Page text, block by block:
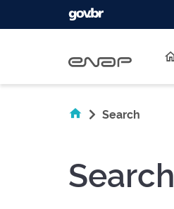
Search
Search